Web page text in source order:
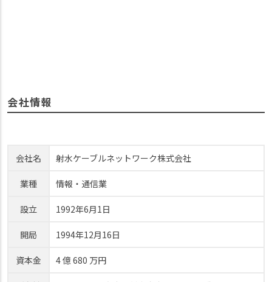
会社情報
会社名 射水ケーブルネットワーク株式会社
業種 情報・通信業
設立 1992年6月1日
開局 1994年12月16日
資本金 4 億 680 万円